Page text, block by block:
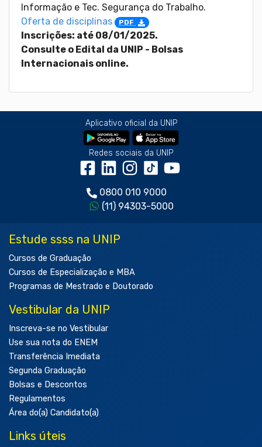
Informação e Tec. Segurança do Trabalho.
Oferta de disciplinas
PDF
Inscrições: até 08/01/2025.
Consulte o Edital da UNIP - Bolsas
Internacionais online.
Aplicativo oficial da UNIP
Redes sociais da UNIP
0800 010 9000
(11) 94303-5000
Estude ssss na UNIP
Cursos de Graduação
Cursos de Especialização e MBA
Programas de Mestrado e Doutorado
Vestibular da UNIP
Inscreva-se no Vestibular
Use sua nota do ENEM
Transferência Imediata
Segunda Graduação
Bolsas e Descontos
Regulamentos
Área do(a) Candidato(a)
Links úteis